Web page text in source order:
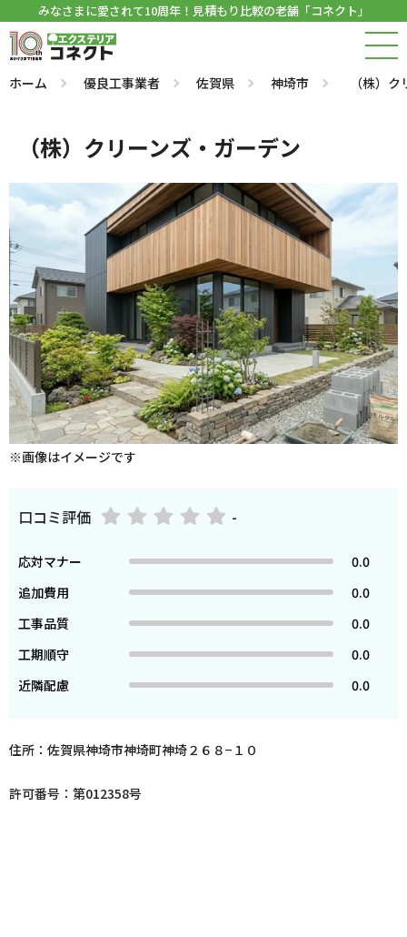
みなさまに愛されて10周年！見積もり比較の老舗「コネクト」
ホーム 優良工事業者 佐賀県 神埼市 （株）
（株）クリーンズ・ガーデン
※画像はイメージです
口コミ評価 -
応対マナー
0.0
追加費用
0.0
工事品質
0.0
工期順守
0.0
近隣配慮
0.0
住所：佐賀県神埼市神埼町神埼２６８−１０
許可番号：第012358号